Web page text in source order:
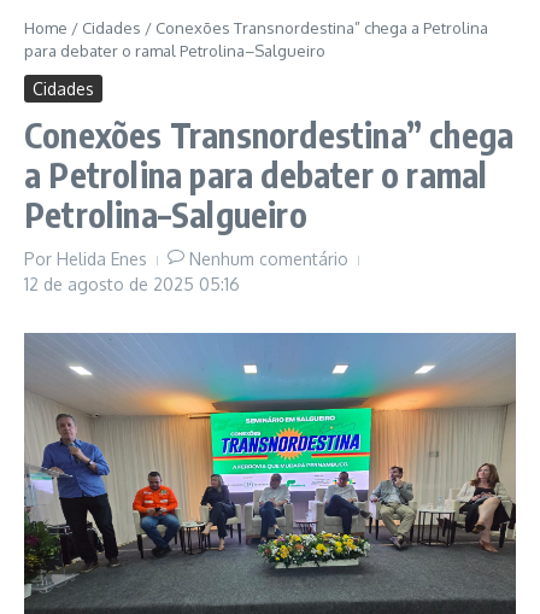
Home / Cidades / Conexões Transnordestina” chega a Petrolina
para debater o ramal Petrolina–Salgueiro
Cidades
Conexões Transnordestina” chega
a Petrolina para debater o ramal
Petrolina–Salgueiro
Por Helida Enes
Nenhum comentário
12 de agosto de 2025 05:16